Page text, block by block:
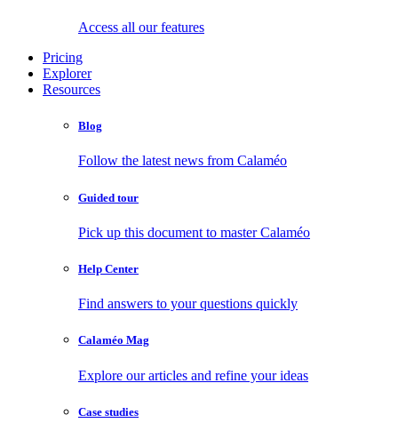
Access all our features
Pricing
Explorer
Resources
Blog
Follow the latest news from Calaméo
Guided tour
Pick up this document to master Calaméo
Help Center
Find answers to your questions quickly
Calaméo Mag
Explore our articles and refine your ideas
Case studies